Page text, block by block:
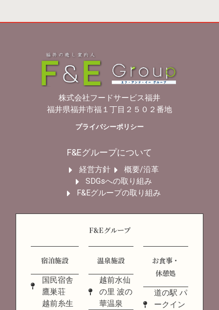
株式会社フードサービス福井
福井県福井市福１丁目２５０２番地
プライバシーポリシー
F&Eグループについて
経営方針
概要/沿革
SDGsへの取り組み
F&Eグループの取り組み
F&Eグループ
宿泊施設
国民宿舎
鷹巣荘
越前糸生
温泉施設
越前水仙
の里 波の
華温泉
お食事・
休憩処
道の駅 パ
ークイン